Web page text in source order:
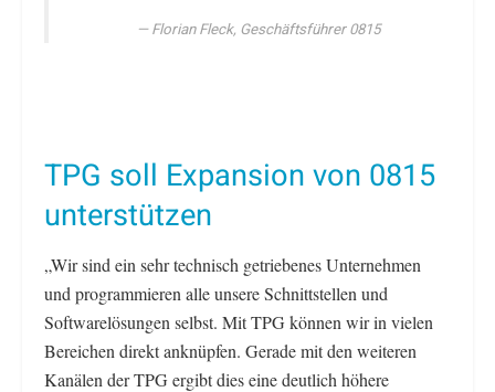
Florian Fleck, Geschäftsführer 0815
TPG soll Expansion von 0815
unterstützen
„Wir sind ein sehr technisch getriebenes Unternehmen
und programmieren alle unsere Schnittstellen und
Softwarelösungen selbst. Mit TPG können wir in vielen
Bereichen direkt anknüpfen. Gerade mit den weiteren
Kanälen der TPG ergibt dies eine deutlich höhere